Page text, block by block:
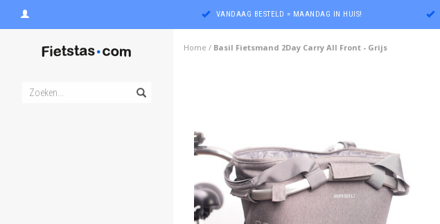
VANDAAG BESTELD = MAANDAG IN HUIS!
Home / Basil Fietsmand 2Day Carry All Front - Grijs